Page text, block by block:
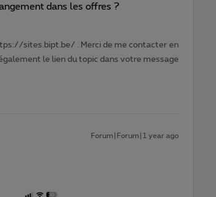
dans les offres ?
sites.bipt.be/ . Merci de me contacter en
le lien du topic dans votre message
Forum|Forum|1 year ago